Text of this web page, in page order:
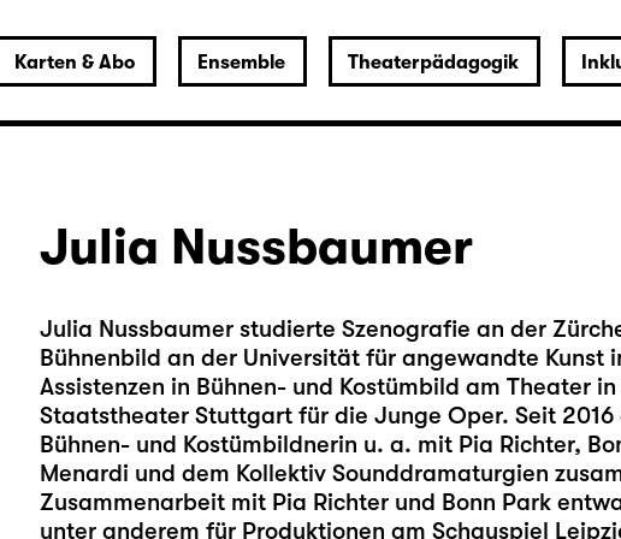
Karten & Abo Ensemble Theaterpädagogik
Julia Nussbaumer
Julia Nussbaumer studierte Szenografie an der
Bühnenbild an der Universität für angewandte Kunst
Assistenzen in Bühnen- und Kostümbild am Theater
Staatstheater Stuttgart für die Junge Oper. Seit
Bühnen- und Kostümbildnerin u. a. mit Pia Richter,
Menardi und dem Kollektiv Sounddramaturgien
Zusammenarbeit mit Pia Richter und Bonn Park
unter anderem für Produktionen am Schauspiel